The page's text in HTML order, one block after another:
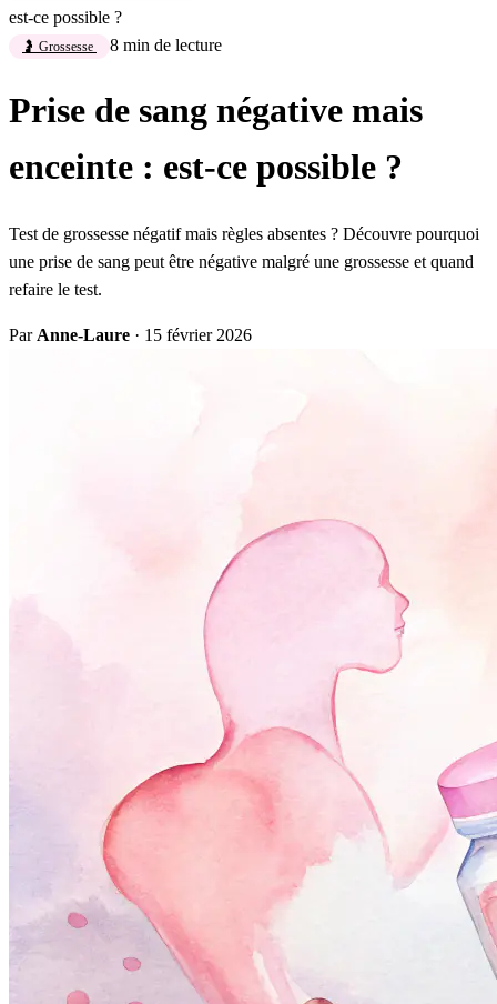
est-ce possible ?
🤰 Grossesse 8 min de lecture
Prise de sang négative mais
enceinte : est-ce possible ?
Test de grossesse négatif mais règles absentes ? Découvre pourquoi
une prise de sang peut être négative malgré une grossesse et quand
refaire le test.
Par Anne-Laure · 15 février 2026